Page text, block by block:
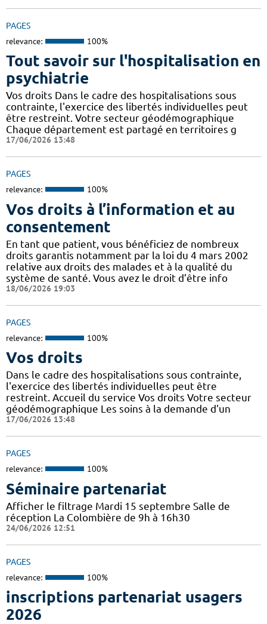
PAGES
relevance: 100%
Tout savoir sur l'hospitalisation en
psychiatrie
Vos droits Dans le cadre des hospitalisations sous
contrainte, l'exercice des libertés individuelles peut
être restreint. Votre secteur géodémographique
Chaque département est partagé en territoires g
17/06/2026 13:48
PAGES
relevance: 100%
Vos droits à l’information et au
consentement
En tant que patient, vous bénéficiez de nombreux
droits garantis notamment par la loi du 4 mars 2002
relative aux droits des malades et à la qualité du
système de santé. Vous avez le droit d’être info
18/06/2026 19:03
PAGES
relevance: 100%
Vos droits
Dans le cadre des hospitalisations sous contrainte,
l'exercice des libertés individuelles peut être
restreint. Accueil du service Vos droits Votre secteur
géodémographique Les soins à la demande d'un
17/06/2026 13:48
PAGES
relevance: 100%
Séminaire partenariat
Afficher le filtrage Mardi 15 septembre Salle de
réception La Colombière de 9h à 16h30
24/06/2026 12:51
PAGES
relevance: 100%
inscriptions partenariat usagers
2026